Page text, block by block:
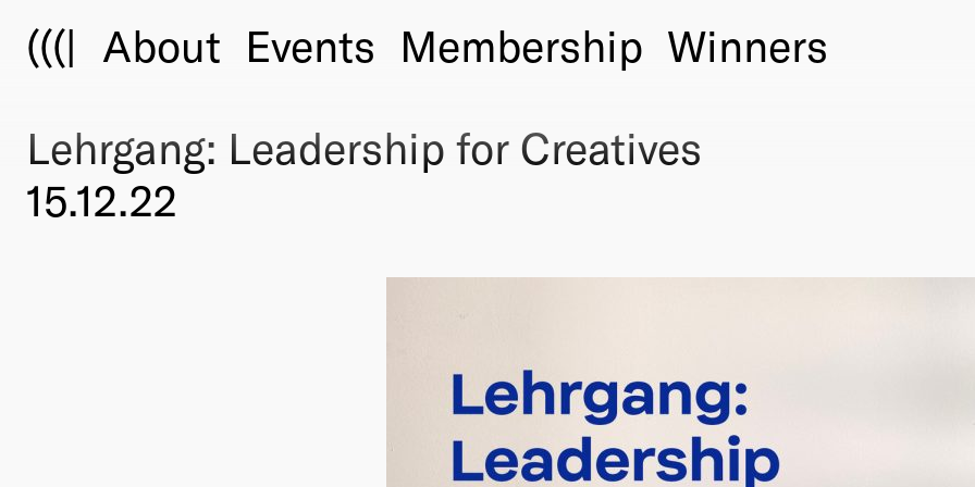
(((| About Events Membership Winners
Lehrgang: Leadership for Creatives
15.12.22